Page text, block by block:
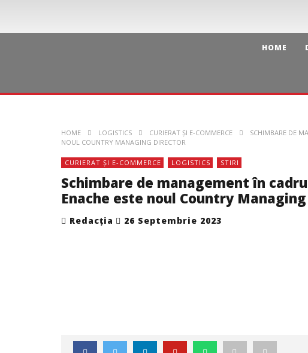
HOME
HOME LOGISTICS CURIERAT ȘI E-COMMERCE
SCHIMBARE DE
NOUL COUNTRY MANAGING DIRECTOR
CURIERAT ȘI E-COMMERCE LOGISTICS STIRI
Schimbare de management în
Enache este noul Country
Redacția 26 Septembrie 2023